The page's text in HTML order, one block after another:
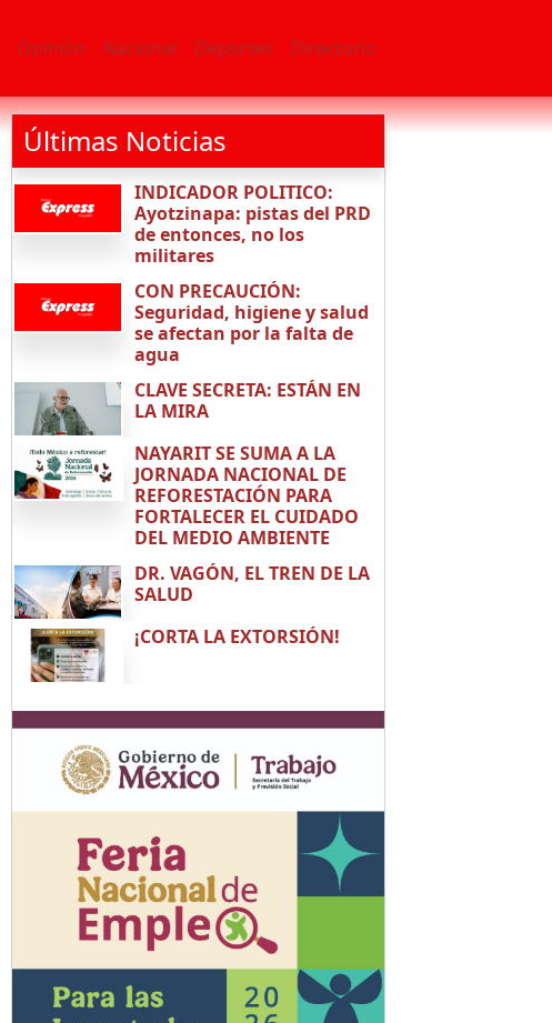
Opinión Nacional Deportes Directorio
Últimas Noticias
INDICADOR POLITICO:
Ayotzinapa: pistas del PRD
de entonces, no los
militares
CON PRECAUCIÓN:
Seguridad, higiene y salud
se afectan por la falta de
agua
CLAVE SECRETA: ESTÁN EN
LA MIRA
NAYARIT SE SUMA A LA
JORNADA NACIONAL DE
REFORESTACIÓN PARA
FORTALECER EL CUIDADO
DEL MEDIO AMBIENTE
DR. VAGÓN, EL TREN DE LA
SALUD
¡CORTA LA EXTORSIÓN!